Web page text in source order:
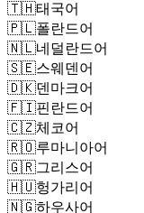
🇹🇭태국어
🇵🇱폴란드어
🇳🇱네덜란드어
🇸🇪스웨덴어
🇩🇰덴마크어
🇫🇮핀란드어
🇨🇿체코어
🇷🇴루마니아어
🇬🇷그리스어
🇭🇺헝가리어
🇳🇬하우사어